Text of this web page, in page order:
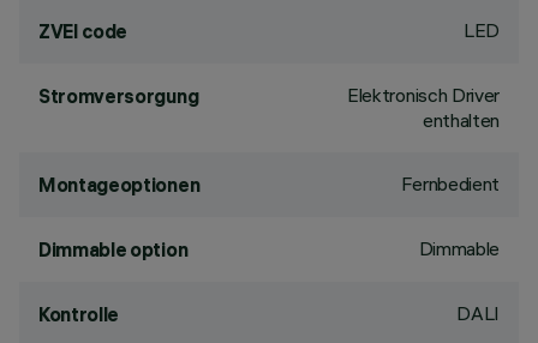
ZVEI code LED
Stromversorgung
Elektronisch Driver
enthalten
Montageoptionen Fernbedient
Dimmable option Dimmable
Kontrolle DALI